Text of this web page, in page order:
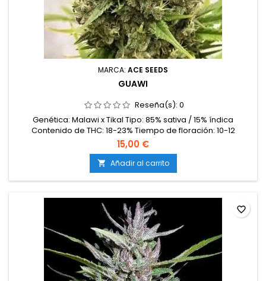
MARCA: ACE SEEDS
GUAWI
Reseña(s): 0
Genética: Malawi x Tikal Tipo: 85% sativa / 15% índica
Contenido de THC: 18-23% Tiempo de floración: 10-12
semanas en interior Producción en interior: 500-600 g/m²
Producción en exterior: 600-800 g/planta Altura: 120-160 cm
en interior; hasta 250 cm en exterior Aromas y
sabores: Afrutados (mango y fresa) con notas especiadas e
incienso Efectos: Muy...
15,00 €
 Añadir al carrito
favorite_border